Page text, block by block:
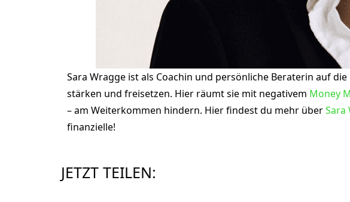
Sara Wragge ist als Coachin und persönliche Beraterin auf
stärken und freisetzen. Hier räumt sie mit negativem Money
– am Weiterkommen hindern. Hier findest du mehr überSara
finanzielle!
JETZT TEILEN: